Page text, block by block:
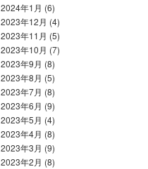
2024年1月 (6)
2023年12月 (4)
2023年11月 (5)
2023年10月 (7)
2023年9月 (8)
2023年8月 (5)
2023年7月 (8)
2023年6月 (9)
2023年5月 (4)
2023年4月 (8)
2023年3月 (9)
2023年2月 (8)